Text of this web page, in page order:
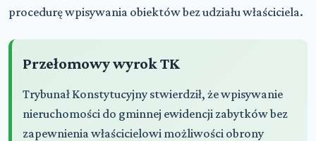
procedurę wpisywania obiektów bez udziału właściciela.
Przełomowy wyrok TK
Trybunał Konstytucyjny stwierdził, że wpisywanie
nieruchomości do gminnej ewidencji zabytków bez
zapewnienia właścicielowi możliwości obrony